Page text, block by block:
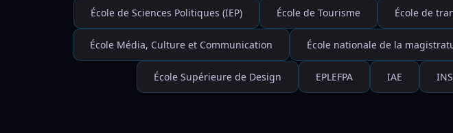
École de Sciences Politiques (IEP) École de Tourisme École de
École Média, Culture et Communication École nationale de la
École Supérieure de Design EPLEFPA IAE